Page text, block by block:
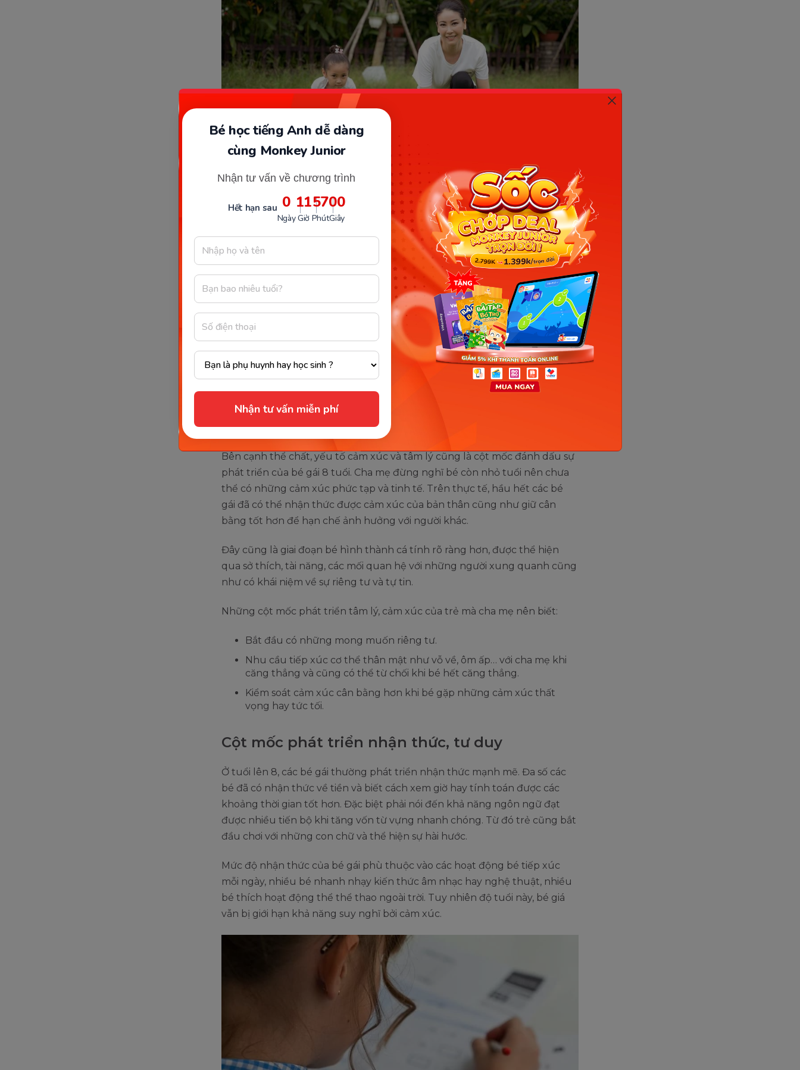
Bé học tiếng Anh dễ dàng
cùng Monkey Junior
Nhận tư vấn về chương trình
Hết hạn sau 0
Ngày
11
Giờ
56
Phút
59
Giây
Nhận tư vấn miễn phí
Cột mốc phát triển thể chất của bé gái 8 tuổi. (Ảnh: Internet)
Đối với bé gái 8 tuổi thì chiều cao nằm trong khoảng 112,4cm đến 134,9cm
và cân nặng đạt trung binh 25kg. Ngoài ra, trong độ tuổi này thì sự phối
hợp và kiểm soát cơ bắp rất quan trọng. Vì vậy bé gái 8 tuổi cần được vận
động thường xuyên để tăng cường sức khỏe.
Những cột mốc phát triển thể chất mà cha mẹ nên biết:
Khả năng kết hợp những kỹ năng vận động linh hoạt
Kiểm soát được các cơ nhỏ cho những hoạt động sử dụng các vật
dụng, dụng cụ hay chơi nhạc cụ.
Cột mốc phát triển tâm lý, cảm xúc
Bên cạnh thể chất, yếu tố cảm xúc và tâm lý cũng là cột mốc đánh dấu sự
phát triển của bé gái 8 tuổi. Cha mẹ đừng nghĩ bé còn nhỏ tuổi nên chưa
thể có những cảm xúc phức tạp và tinh tế. Trên thực tế, hầu hết các bé
gái đã có thể nhận thức được cảm xúc của bản thân cũng như giữ cân
bằng tốt hơn để hạn chế ảnh hưởng với người khác.
Đây cũng là giai đoạn bé hình thành cá tính rõ ràng hơn, được thể hiện
qua sở thích, tài năng, các mối quan hệ với những người xung quanh cũng
như có khái niệm về sự riêng tư và tự tin.
Những cột mốc phát triển tâm lý, cảm xúc của trẻ mà cha mẹ nên biết:
Bắt đầu có những mong muốn riêng tư.
Nhu cầu tiếp xúc cơ thể thân mật như vỗ về, ôm ấp… với cha mẹ khi
căng thẳng và cũng có thể từ chối khi bé hết căng thẳng.
Kiểm soát cảm xúc cân bằng hơn khi bé gặp những cảm xúc thất
vọng hay tức tối.
Cột mốc phát triển nhận thức, tư duy
Ở tuổi lên 8, các bé gái thường phát triển nhận thức mạnh mẽ. Đa số các
bé đã có nhận thức về tiền và biết cách xem giờ hay tính toán được các
khoảng thời gian tốt hơn. Đặc biệt phải nói đến khả năng ngôn ngữ đạt
được nhiều tiến bộ khi tăng vốn từ vựng nhanh chóng. Từ đó trẻ cũng bắt
đầu chơi với những con chữ và thể hiện sự hài hước.
Mức độ nhận thức của bé gái phù thuộc vào các hoạt động bé tiếp xúc
mỗi ngày, nhiều bé nhanh nhạy kiến thức âm nhạc hay nghệ thuật, nhiều
bé thích hoạt động thể thể thao ngoài trời. Tuy nhiên độ tuổi này, bé giá
vẫn bị giới hạn khả năng suy nghĩ bởi cảm xúc.